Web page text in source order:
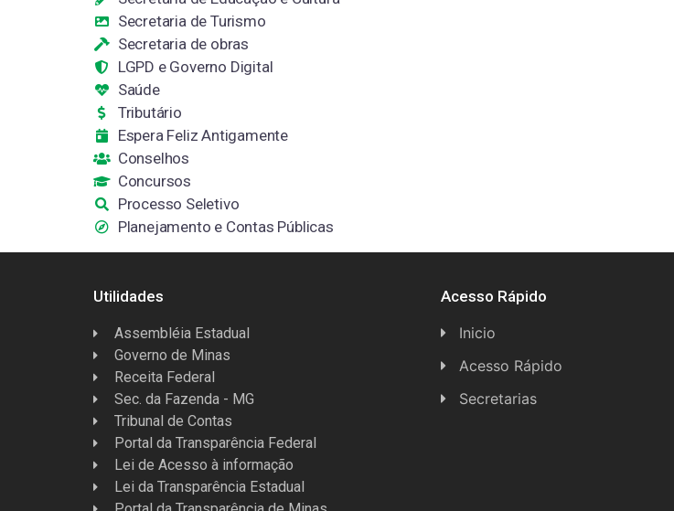
Secretaria de Turismo
Secretaria de obras
LGPD e Governo Digital
Saúde
Tributário
Espera Feliz Antigamente
Conselhos
Concursos
Processo Seletivo
Planejamento e Contas Públicas
Utilidades
Assembléia Estadual
Governo de Minas
Receita Federal
Sec. da Fazenda - MG
Tribunal de Contas
Portal da Transparência Federal
Lei de Acesso à informação
Lei da Transparência Estadual
Acesso Rápido
Inicio
Acesso Rápido
Concursos
Secretarias